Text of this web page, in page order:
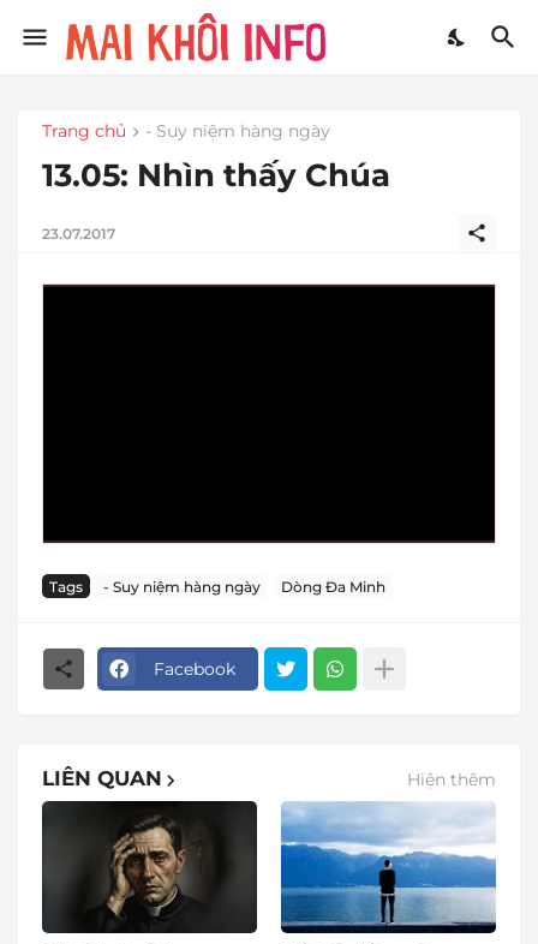
Trang chủ - Suy niệm hàng ngày
13.05: Nhìn thấy Chúa
23.07.2017
Tags - Suy niệm hàng ngày Dòng Đa Minh
Facebook
LIÊN QUAN Hiện thêm